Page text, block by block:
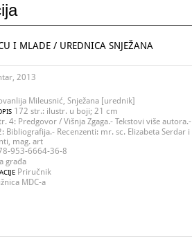
I MLADE / UREDNICA SNJEŽANA
2013
Mileusnić, Snježana [urednik]
172 str.: ilustr. u boji; 21 cm
4: Predgovor / Višnja Zgaga.- Tekstovi više autora.-
Bibliografija.- Recenzenti: mr. sc. Elizabeta Serdar i
mag. art
953-6664-36-8
građa
Priručnik
MDC-a